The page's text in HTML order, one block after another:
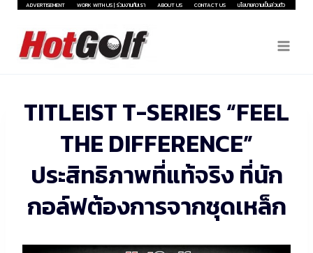
Skip
content
ADVERTISEMENT WORK WITH US | ร่วมงานกับเรา ABOUT US CONTACT US นโยบายความเป็นส่วนตัว
TITLEIST T-SERIES “FEEL
THE DIFFERENCE”
ประสิทธิภาพที่แท้จริง ที่นัก
กอล์ฟต้องการจากชุดเหล็ก